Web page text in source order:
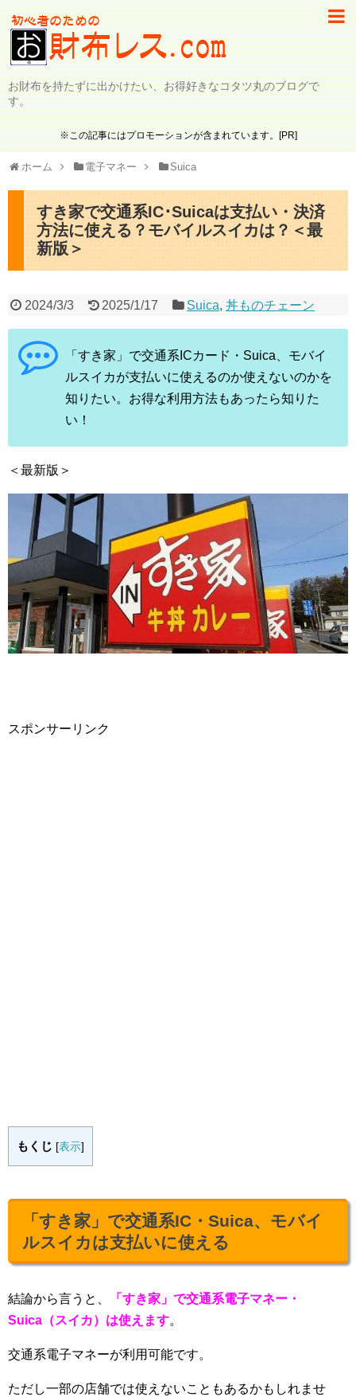
お財布を持たずに出かけたい、お得好きなコタツ丸のブログで
す。
※この記事にはプロモーションが含まれています。[PR]
ホーム 電子マネー Suica
すき家で交通系IC･Suicaは支払い・決済
方法に使える？モバイルスイカは？＜最
新版＞
2024/3/3 2025/1/17 Suica,丼ものチェーン
「すき家」で交通系ICカード・Suica、モバイ
ルスイカが支払いに使えるのか使えないのかを
知りたい。お得な利用方法もあったら知りた
い！
＜最新版＞
スポンサーリンク
もくじ [表示]
「すき家」で交通系IC・Suica、モバイ
ルスイカは支払いに使える
結論から言うと、
「すき家」で交通系電子マネー・
Suica（スイカ）は使えます。
交通系電子マネーが利用可能です。
ただし一部の店舗では使えないこともあるかもしれませ